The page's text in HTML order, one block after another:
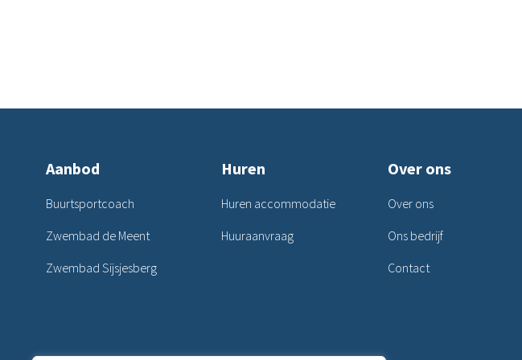
Aanbod
Buurtsportcoach
Zwembad de Meent
Zwembad Sijsjesberg
Huren
Huren accommodatie
Huuraanvraag
Over ons
Over ons
Ons bedrijf
Contact